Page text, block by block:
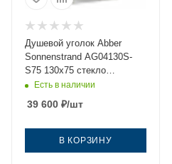
Душевой уголок Abber
Sonnenstrand AG04130S-
S75 130х75 стекло
прозрачное профиль хром
Есть в наличии
39 600 ₽/шт
В КОРЗИНУ